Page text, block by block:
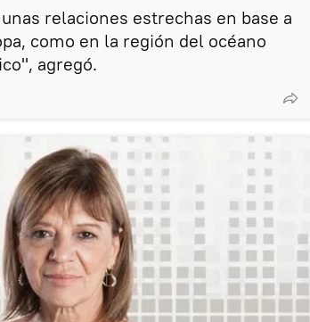
relaciones estrechas en base a
como en la región del océano
agregó.